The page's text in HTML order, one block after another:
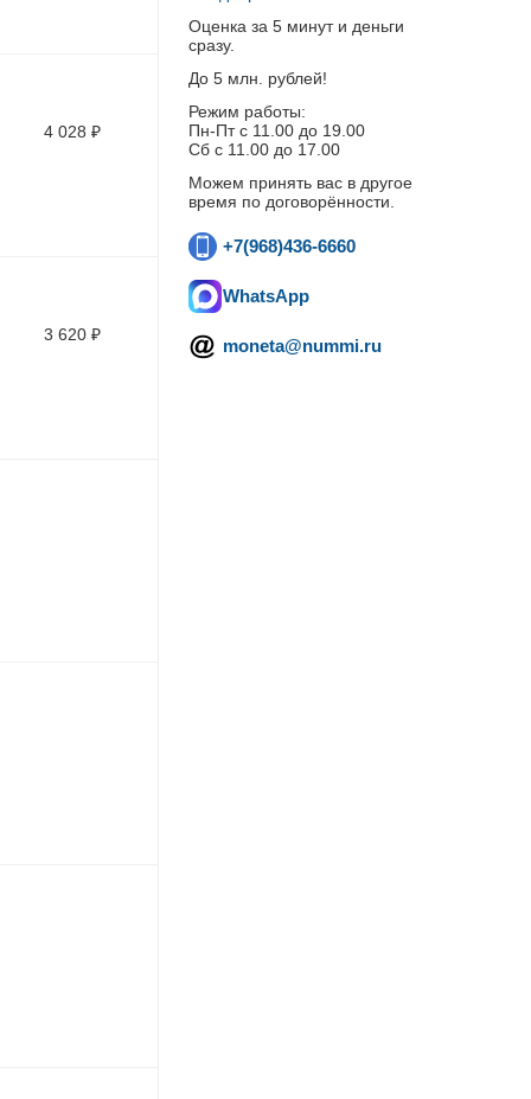
4 028 ₽
3 620 ₽
Оценка за 5 минут и деньги
сразу.
До 5 млн. рублей!
Режим работы:
Пн-Пт c 11.00 до 19.00
Сб с 11.00 до 17.00
Можем принять вас в другое
время по договорённости.
+7(968)436-6660
WhatsApp
moneta@nummi.ru